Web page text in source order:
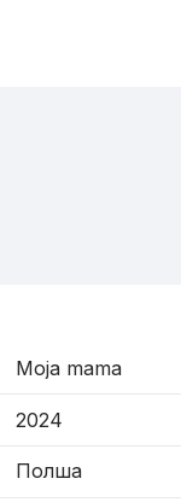
Moja mama
2024
Полша